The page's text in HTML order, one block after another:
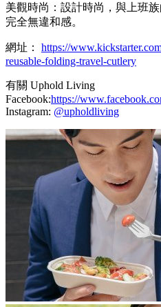
美觀時尚：設計時尚，與上班
完全無違和感。
網址： https://
reusable-folding-travel-cutlery
有關 Uphold Living
Facebook:https://
Instagram: @upholdliving